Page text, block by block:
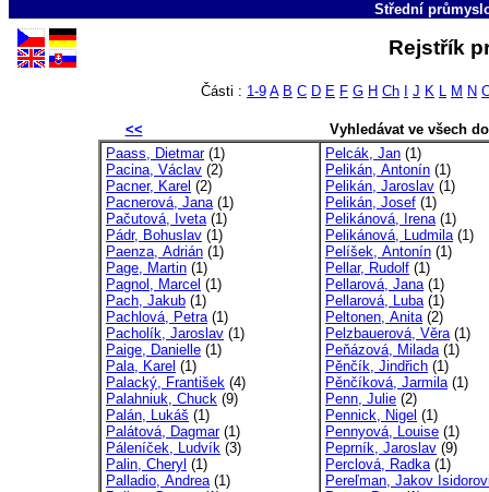
Střední
Rejstřík
Části : 1-9 A B C D E F G H Ch J K L M N
<<
Vyhledávat ve všech
Paass, Dietmar(1)
Pacina, Václav (2)
Pacner, Karel (2)
Pacnerová, Jana(1)
Pačutová, Iveta(1)
Pádr, Bohuslav (1)
Paenza, Adrián (1)
Page, Martin (1)
Pagnol, Marcel (1)
Pach, Jakub (1)
Pachlová, Petra(1)
Pacholík, Jaroslav (1)
Paige, Danielle (1)
Pala, Karel (1)
Palacký, František (4)
Palahniuk, Chuck (9)
Palán, Lukáš (1)
Palátová, Dagmar(1)
Páleníček, Ludvík (3)
Palin, Cheryl (1)
Palladio, Andrea(1)
Pelcák, Jan (1)
Pelikán, Antonín (1)
Pelikán, Jaroslav (1)
Pelikán, Josef (1)
Pelikánová, Irena(1)
Pelikánová, Ludmila(1)
Pelíšek, Antonín (1)
Pellar, Rudolf (1)
Pellarová, Jana(1)
Pellarová, Luba(1)
Peltonen, Anita(2)
Pelzbauerová, Věra(1)
Peňázová, Milada(1)
Pěnčík, Jindřich (1)
Pěnčíková, Jarmila(1)
Penn, Julie (2)
Pennick, Nigel (1)
Pennyová, Louise (1)
Peprník, Jaroslav (9)
Perclová, Radka(1)
Pereľman, Jakov